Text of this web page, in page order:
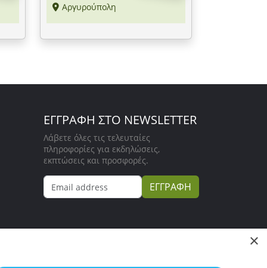
Αργυρούπολη
ΕΓΓΡΑΦΗ ΣΤΟ NEWSLETTER
Λάβετε όλες τις τελευταίες
πληροφορίες για εκδηλώσεις,
εκπτώσεις και προσφορές.
ΕΓΓΡΑΦΗ
×